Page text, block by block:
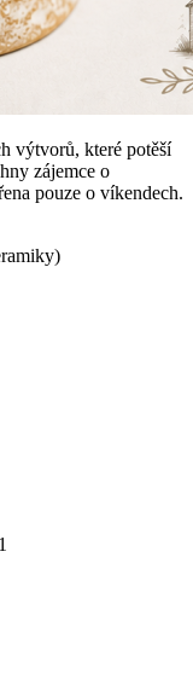
výtvorů, které potěší
zájemce o
pouze o víkendech.